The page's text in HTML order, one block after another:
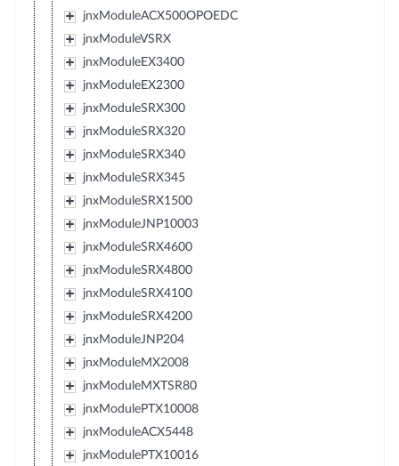
jnxModuleACX500OPOEDC
jnxModuleVSRX
jnxModuleEX3400
jnxModuleEX2300
jnxModuleSRX300
jnxModuleSRX320
jnxModuleSRX340
jnxModuleSRX345
jnxModuleSRX1500
jnxModuleJNP10003
jnxModuleSRX4600
jnxModuleSRX4800
jnxModuleSRX4100
jnxModuleSRX4200
jnxModuleJNP204
jnxModuleMX2008
jnxModuleMXTSR80
jnxModulePTX10008
jnxModuleACX5448
jnxModulePTX10016